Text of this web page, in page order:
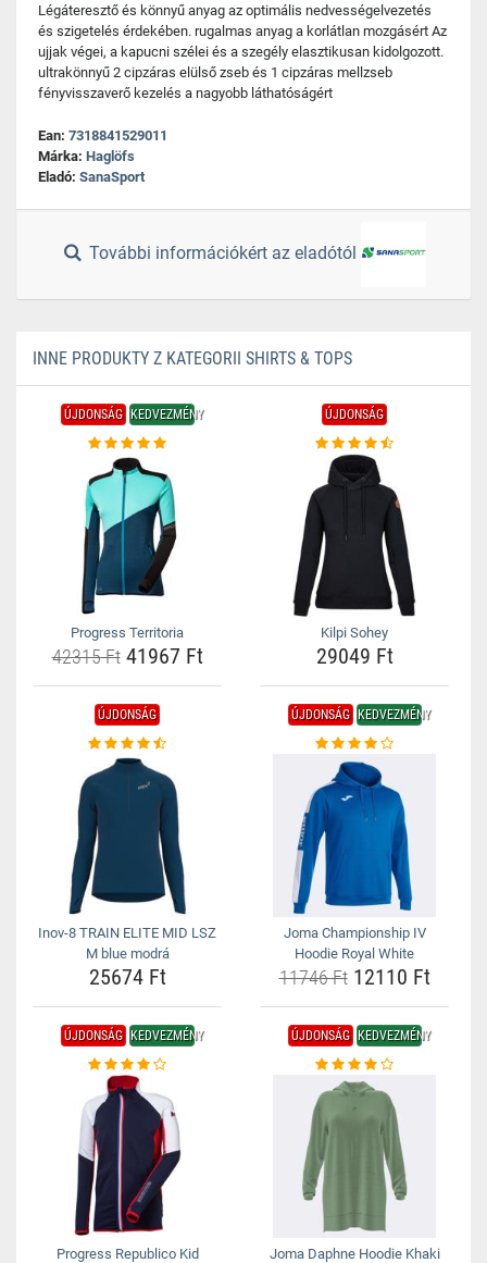
Légáteresztő és könnyű anyag az optimális nedvességelvezetés
és szigetelés érdekében. rugalmas anyag a korlátlan mozgásért Az
ujjak végei, a kapucni szélei és a szegély elasztikusan kidolgozott.
ultrakönnyű 2 cipzáras elülső zseb és 1 cipzáras mellzseb
fényvisszaverő kezelés a nagyobb láthatóságért
Ean: 7318841529011
Márka: Haglöfs
Eladó: SanaSport
További információkért az eladótól
INNE PRODUKTY Z KATEGORII SHIRTS & TOPS
ÚJDONSÁG KEDVEZMÉNY
Progress Territoria
42315 Ft41967 Ft
ÚJDONSÁG
Kilpi Sohey
29049 Ft
ÚJDONSÁG
Inov-8 TRAIN ELITE MID LSZ
M blue modrá
25674 Ft
ÚJDONSÁG KEDVEZMÉNY
Joma Championship IV
Hoodie Royal White
11746 Ft12110 Ft
ÚJDONSÁG KEDVEZMÉNY
Progress Republico Kid
ÚJDONSÁG KEDVEZMÉNY
Joma Daphne Hoodie Khaki